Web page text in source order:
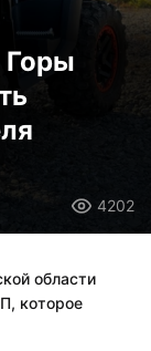
Горы
4202
области
которое